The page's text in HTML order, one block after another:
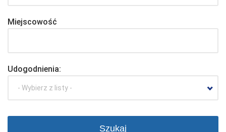
Miejscowość
Udogodnienia:
- Wybierz z listy -